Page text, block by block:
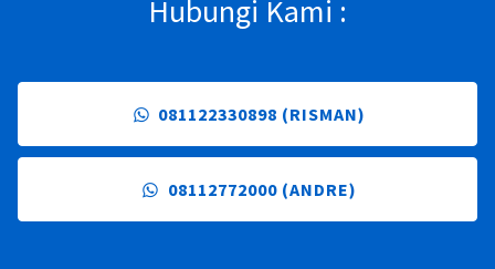
Hubungi Kami :
081122330898 (RISMAN)
08112772000 (ANDRE)